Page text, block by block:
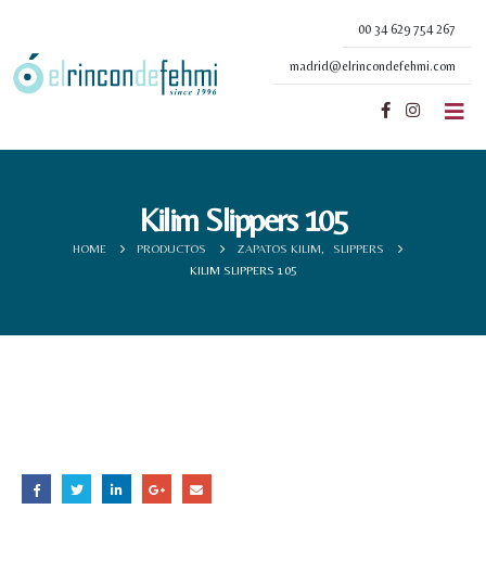
00 34 629 754 267
madrid@elrincondefehmi.com
Kilim Slippers 105
HOME PRODUCTOS ZAPATOS KILIM
SLIPPERS
KILIM SLIPPERS 105